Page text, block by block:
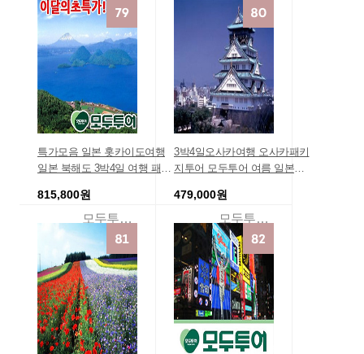
적, 크루즈투어코스, 한중일크
루즈여행, 동남아크
특가모음 일본 홋카이도여행
일본 북해도 3박4일 여행 패키
4일저렴한 가족여행 효도여행
홈쇼핑 여행상품 여행경비견
815,800원
모두투어여행
3박4일오사카여행 오사카패키
지투어 모두투어 여름 일본여
카야마 쿠라시키 온천 4일 전
일 더블 오사카홈쇼핑 유니버
셜포트 유니버셜스튜디오재팬
고베
479,000원
모두투어패키지여행몰